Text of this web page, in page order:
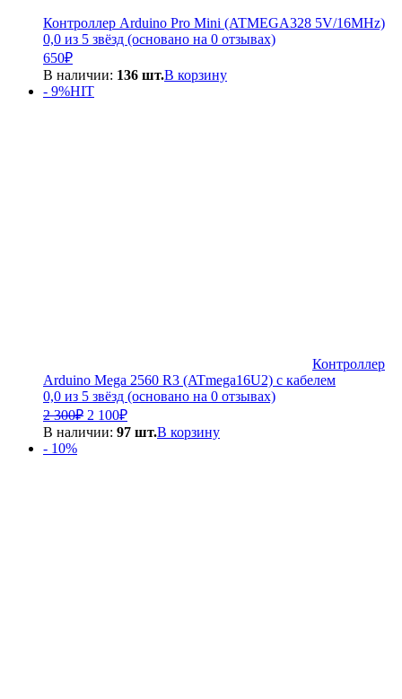
Контроллер Arduino Pro Mini (ATMEGA328 5V/16MHz)
0,0 из 5 звёзд (основано на 0 отзывах)
650₽
В наличии: 136 шт.В корзину
- 9%HIT
Контроллер
Arduino Mega 2560 R3 (ATmega16U2) с кабелем
0,0 из 5 звёзд (основано на 0 отзывах)
2 300₽ Первоначальная
цена
2 100₽Текущая
цена:
В наличии: 97 шт.В корзину
- 10%